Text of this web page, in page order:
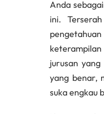
Anda
ini.
jurusan
yang benar,
suka engkau